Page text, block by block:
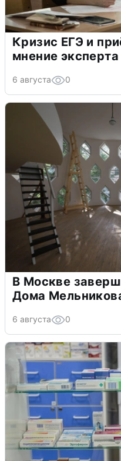
Кризис ЕГЭ и
мнение эксперта
6 августа 0
В Москве
Дома
6 августа 0